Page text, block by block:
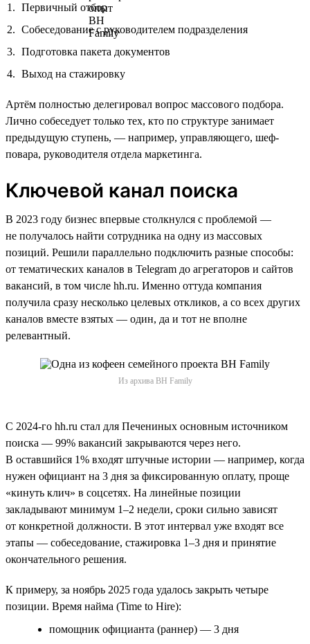
Первичный отбор
Собеседование с руководителем подразделения
Подготовка пакета документов
Выход на стажировку
Артём полностью делегировал вопрос массового подбора.
Лично собеседует только тех, кто по структуре занимает
предыдущую ступень, — например, управляющего, шеф-
повара, руководителя отдела маркетинга.
Ключевой канал поиска
В 2023 году бизнес впервые столкнулся с проблемой —
не получалось найти сотрудника на одну из массовых
позиций. Решили параллельно подключить разные способы:
от тематических каналов в Telegram до агрегаторов и сайтов
вакансий, в том числе hh.ru. Именно оттуда компания
получила сразу несколько целевых откликов, а со всех других
каналов вместе взятых — один, да и тот не вполне
релевантный.
Из архива BH Family
С 2024-го hh.ru стал для Печениных основным источником
поиска — 99% вакансий закрываются через него.
В оставшийся 1% входят штучные истории — например, когда
нужен официант на 3 дня за фиксированную оплату, проще
«кинуть клич» в соцсетях. На линейные позиции
закладывают минимум 1–2 недели, сроки сильно зависят
от конкретной должности. В этот интервал уже входят все
этапы — собеседование, стажировка 1–3 дня и принятие
окончательного решения.
К примеру, за ноябрь 2025 года удалось закрыть четыре
позиции. Время найма (Time to Hire):
помощник официанта (раннер) — 3 дня